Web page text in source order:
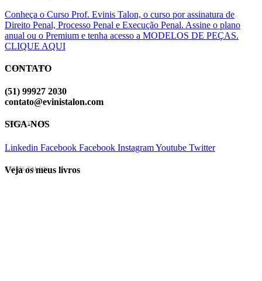
Conheça o Curso Prof. Evinis Talon, o curso por assinatura de
Direito Penal, Processo Penal e Execução Penal. Assine o plano
anual ou o Premium e tenha acesso a MODELOS DE PEÇAS.
CLIQUE AQUI
EVINIS TALON
CONTATO
(51) 99927 2030
contato@evinistalon.com
EVINIS TALON
SIGA-NOS
Linkedin Facebook Facebook InstagramYoutube Twitter
EVINIS TALON
Veja os meus livros